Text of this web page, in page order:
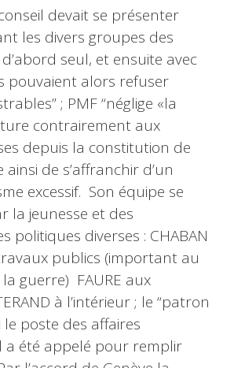
devait se présenter
les divers groupes des
seul, et ensuite avec
pouvaient alors refuser
; PMF “néglige «la
contrairement aux
depuis la constitution de
ainsi de s’affranchir d’un
excessif. Son équipe se
la jeunesse et des
politiques diverses : CHABAN
publics (important au
guerre) FAURE aux
à l’intérieur ; le “patron
le poste des affaires
a été appelé pour remplir